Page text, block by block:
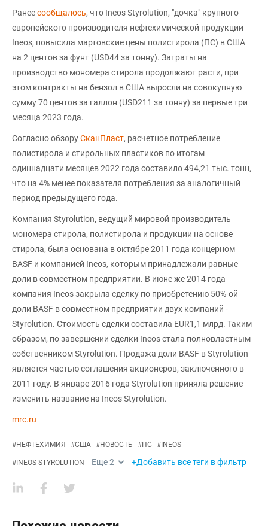
Ранеесообщалось, что Ineos Styrolution, "дочка" крупного
европейского производителя нефтехимической продукции
Ineos, повысила мартовские цены полистирола (ПС) в США
на 2 центов за фунт (USD44 за тонну). Затраты на
производство мономера стирола продолжают расти, при
этом контракты на бензол в США выросли на совокупную
сумму 70 центов за галлон (USD211 за тонну) за первые три
месяца 2023 года.
Согласно обзоруСканПласт, расчетное потребление
полистирола и стирольных пластиков по итогам
одиннадцати месяцев 2022 года составило 494,21 тыс. тонн,
что на 4% менее показателя потребления за аналогичный
период предыдущего года.
Компания Styrolution, ведущий мировой производитель
мономера стирола, полистирола и продукции на основе
стирола, была основана в октябре 2011 года концерном
BASF и компанией Ineos, которым принадлежали равные
доли в совместном предприятии. В июне же 2014 года
компания Ineos закрыла сделку по приобретению 50%-ой
доли BASF в совместном предприятии двух компаний -
Styrolution. Стоимость сделки составила EUR1,1 млрд. Таким
образом, по завершении сделки Ineos стала полновластным
собственником Styrolution. Продажа доли BASF в Styrolution
является частью соглашения акционеров, заключенного в
2011 году. В январе 2016 года Styrolution приняла решение
изменить название на Ineos Styrolution.
mrc.ru
#НЕФТЕХИМИЯ #США #НОВОСТЬ #ПС #INEOS
#INEOS STYROLUTION Еще2 +Добавить все теги в фильтр